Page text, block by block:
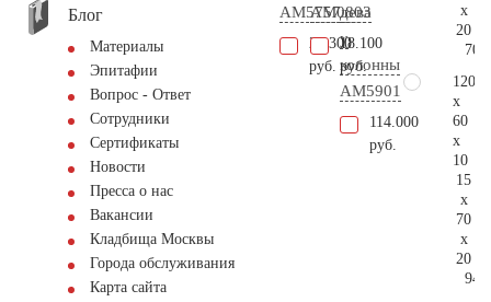
Блог
Материалы
Эпитафии
Вопрос - Ответ
Сотрудники
Сертификаты
Новости
Пресса о нас
Вакансии
Кладбища Москвы
Города обслуживания
Карта сайта
AM5757
21.300
руб.
AM0803
18.100
руб.
дева
у
колонны
AM5901
114.000
руб.
x
20
120
x
60
x
10
15
x
70
x
20